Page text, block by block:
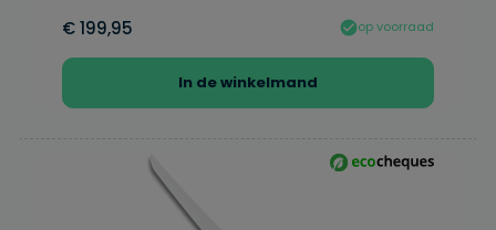
€ 199,95 op voorraad
In de winkelmand